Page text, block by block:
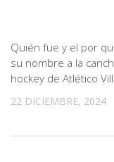
Quién fue y el por
su nombre a la
hockey de Atlético
22 DICIEMBRE, 2024